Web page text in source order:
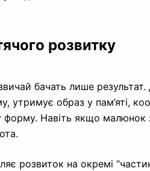
розвитку
бачать лише
образ у пам’яті,
форму. Навіть якщо малюнок
розвиток на окремі